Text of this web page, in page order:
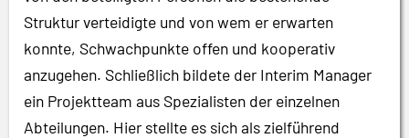
Struktur verteidigte und von wem er erwarten
konnte, Schwachpunkte offen und kooperativ
anzugehen. Schließlich bildete der Interim Manager
ein Projektteam aus Spezialisten der einzelnen
Abteilungen. Hier stellte es sich als zielführend